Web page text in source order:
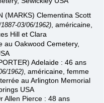
(MARKS) Clementina Scott
-03/06/1962) , américaine,
Hill et Clara
au Oakwood Cemetery,
Adelaide : 46 ans
1962) , américaine, femme
au Arlington Memorial
USA
Allen Pierce : 48 ans